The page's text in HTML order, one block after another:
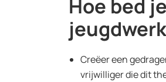
Hoe bed
Creëer een
vrijwilliger die dit